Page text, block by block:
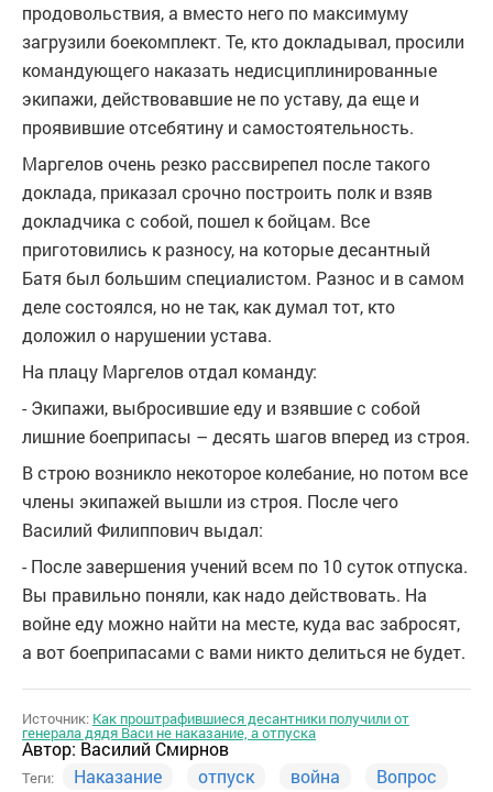
продовольствия, а вместо него по максимуму
загрузили боекомплект. Те, кто докладывал, просили
командующего наказать недисциплинированные
экипажи, действовавшие не по уставу, да еще и
проявившие отсебятину и самостоятельность.
Маргелов очень резко рассвирепел после такого
доклада, приказал срочно построить полк и взяв
докладчика с собой, пошел к бойцам. Все
приготовились к разносу, на которые десантный
Батя был большим специалистом. Разнос и в самом
деле состоялся, но не так, как думал тот, кто
доложил о нарушении устава.
На плацу Маргелов отдал команду:
- Экипажи, выбросившие еду и взявшие с собой
лишние боеприпасы – десять шагов вперед из строя.
В строю возникло некоторое колебание, но потом все
члены экипажей вышли из строя. После чего
Василий Филиппович выдал:
- После завершения учений всем по 10 суток отпуска.
Вы правильно поняли, как надо действовать. На
войне еду можно найти на месте, куда вас забросят,
а вот боеприпасами с вами никто делиться не будет.
Источник: Как проштрафившиеся десантники получили от
генерала дядя Васи не наказание, а отпуска
Автор: Василий Смирнов
Теги: Наказание отпуск война Вопрос